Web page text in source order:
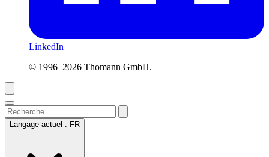
LinkedIn
© 1996–2026 Thomann GmbH.
Langage actuel : FR